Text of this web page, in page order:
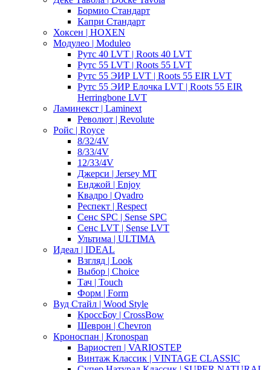
Бормио Стандарт
Капри Стандарт
Хоксен | HOXEN
Модулео | Moduleo
Рутс 40 LVT | Roots 40 LVT
Рутс 55 LVT | Roots 55 LVT
Рутс 55 ЭИР LVT | Roots 55 EIR LVT
Рутс 55 ЭИР Елочка LVT | Roots 55 EIR
Herringbone LVT
Ламинекст | Laminext
Револют | Revolute
Ройс | Royce
8/32/4V
8/33/4V
12/33/4V
Джерси | Jersey MT
Енджой | Enjoy
Квадро | Qvadro
Респект | Respect
Сенс SPC | Sense SPC
Сенс LVT | Sense LVT
Ультима | ULTIMA
Идеал | IDEAL
Взгляд | Look
Выбор | Choice
Тач | Touch
Форм | Form
Вуд Стайл | Wood Style
КроссБоу | CrossBow
Шеврон | Chevron
Кроноспан | Kronospan
Вариостеп | VARIOSTEP
Винтаж Классик | VINTAGE CLASSIC